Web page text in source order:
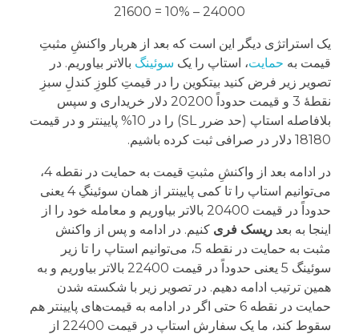
24000 – 10% = 21600
یک استراتژی دیگر این است که بعد از هربار واکنشِ مثبتِ
قیمت به حمایت، استاپ را یک سوئینگ بالاتر بیاوریم. در
تصویر زیر فرض کنید بیتکوین را در قیمتِ کلوزِ کندلِ سبزِ
نقطۀ 3 و قیمت حدوداً 20200 دلار خریداری و سپس
بلافاصله استاپ (حد ضرر SL) را در 10% پایینتر و در قیمت
18180 دلار در صرافی ثبت کرده باشیم.
در ادامه بعد از واکنشِ مثبتِ قیمت به حمایت در نقطه 4،
می‌توانیم استاپ را تا کمی پایینتر از همان سوئینگِ 4 یعنی
حدوداً در قیمت 20400 بالاتر بیاوریم و معامله خود را از
اینجا به بعد ریسک فری کنیم. در ادامه و پس از واکنش
مثبت به حمایت در نقطه 5، می‌توانیم استاپ را تا زیر
سوئینگ 5 یعنی حدوداً در قیمت 22400 بالاتر بیاوریم و به
همین ترتیب ادامه دهیم. در تصویر زیر با شکسته شدن
حمایت در نقطه 6 حتی اگر در ادامه به قیمت‌های پایینتر هم
سقوط کند، ما یک سفارشِ استاپ در قیمت 22400 از